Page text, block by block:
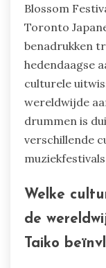
Blossom
Toronto
benadrukken
hedendaagse
culturele
wereldwijde
drummen is
verschillende
Welke
de
Taiko